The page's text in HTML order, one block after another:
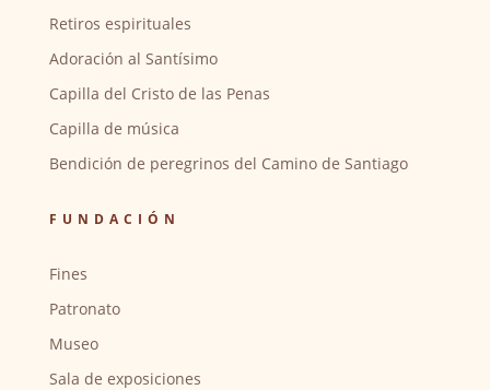
Retiros espirituales
Adoración al Santísimo
Capilla del Cristo de las Penas
Capilla de música
Bendición de peregrinos del Camino de Santiago
FUNDACIÓN
Fines
Patronato
Museo
Sala de exposiciones